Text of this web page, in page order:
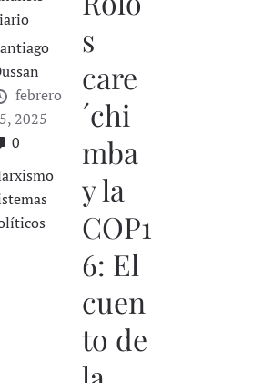
febrero
2025
0
s
care
´chi
mba
y la
COP1
6: El
cuen
to de